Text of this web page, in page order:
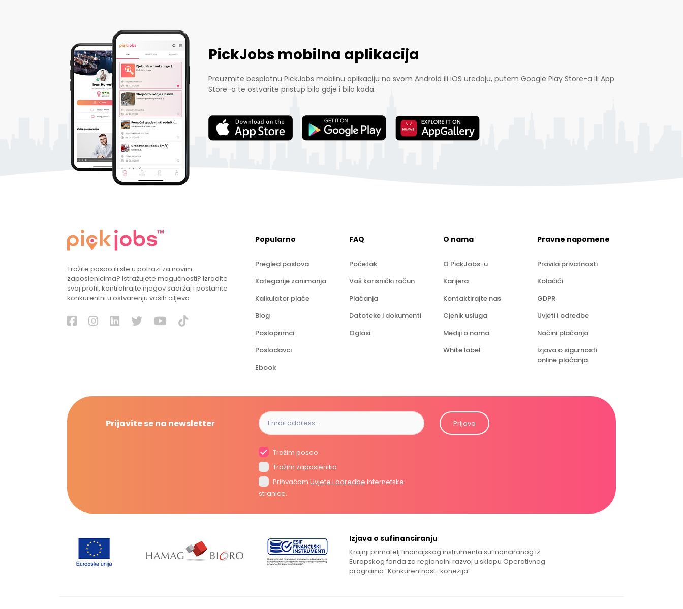
PickJobs mobilna aplikacija
Preuzmite besplatnu PickJobs mobilnu aplikaciju na svom Android ili iOS uređaju, putem Google Play Store-a ili App
Store-a te ostvarite pristup bilo gdje i bilo kada.
Tražite posao ili ste u potrazi za novim
zaposlenicima? Istražujete mogućnosti? Izradite
svoj profil, kontrolirajte njegov sadržaj i postanite
konkurentni u ostvarenju vaših ciljeva.
Popularno
Pregled poslova
Kategorije zanimanja
Kalkulator plaće
Blog
Posloprimci
Poslodavci
Ebook
FAQ
Početak
Vaš korisnički račun
Plaćanja
Datoteke i dokumenti
Oglasi
O nama
O PickJobs-u
Karijera
Kontaktirajte nas
Cjenik usluga
Mediji o nama
White label
Pravne napomene
Pravila privatnosti
Kolačići
GDPR
Uvjeti i odredbe
Načini plaćanja
Izjava o sigurnosti
online plaćanja
Prijavite se na newsletter
Tražim posao
Tražim zaposlenika
Prihvaćam Uvjete i odredbe internetske
stranice.
Prijava
Izjava o sufinanciranju
Krajnji primatelj financijskog instrumenta sufinanciranog iz
Europskog fonda za regionalni razvoj u sklopu Operativnog
programa “Konkurentnost i kohezija”